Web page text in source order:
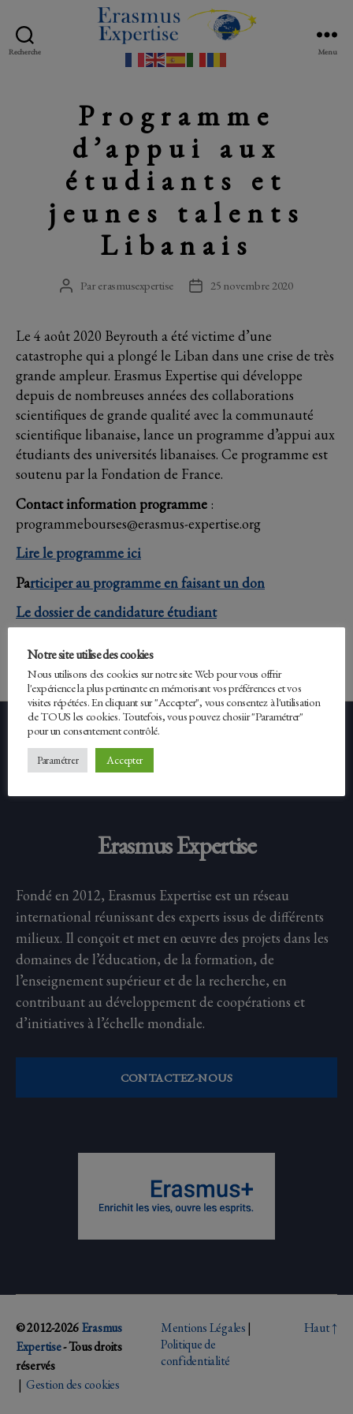
Recherche
Erasmus
Expertise
Menu
Programme
d’appui aux
étudiants et
jeunes talents
Libanais
Auteur
Parerasmusexpertise
Date25 novembre 2020
Le 4 août 2020 Beyrouth a été victime d’une
catastrophe qui a plongé le Liban dans une crise de très
grande ampleur. Erasmus Expertise qui développe
depuis de nombreuses années des collaborations
scientifiques de grande qualité avec la communauté
scientifique libanaise, lance un programme d’appui aux
étudiants des universités libanaises. Ce programme est
soutenu par la Fondation de France.
Contact information programme :
programmebourses@erasmus-expertise.org
Lire le programme ici
Participer au programme en faisant un don
Le dossier de candidature étudiant
Facebook
Erasmus Expertise
Fondé en 2012, Erasmus Expertise est un réseau
international réunissant des experts issus de différents
milieux. Il conçoit et met en œuvre des projets dans les
domaines de l’éducation, de la formation, de
l’enseignement supérieur et de la recherche, en
contribuant au développement de coopérations et
d’initiatives à l’échelle mondiale.
CONTACTEZ-NOUS
© 2012-2026Erasmus
Expertise- Tous droits
réservés
| Gestion des cookies
Mentions Légales|
Politique de
confidentialité
Haut↑
Notre site utilise des cookies
Nous utilisons des cookies sur notre site Web pour vous offrir
l'expérience la plus pertinente en mémorisant vos préférences et vos
visites répétées. En cliquant sur "Accepter", vous consentez à l'utilisation
de TOUS les cookies. Toutefois, vous pouvez chosiir "Paramétrer"
pour un consentement contrôlé.
Paramétrer Accepter